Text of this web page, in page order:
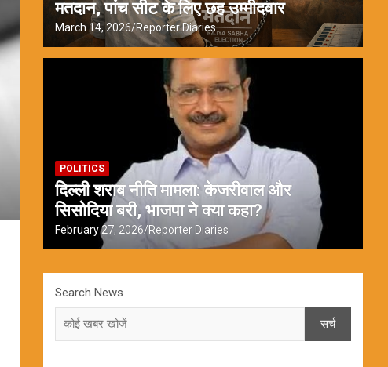
मतदान, पांच सीट के लिए छह उम्मीदवार
March 14, 2026 Reporter Diaries
POLITICS
दिल्ली शराब नीति मामला: केजरीवाल और
सिसोदिया बरी, भाजपा ने क्या कहा?
February 27, 2026 Reporter Diaries
Search News
सर्च